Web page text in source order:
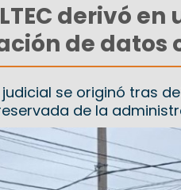
derivó en
de datos
se originó tras
de la